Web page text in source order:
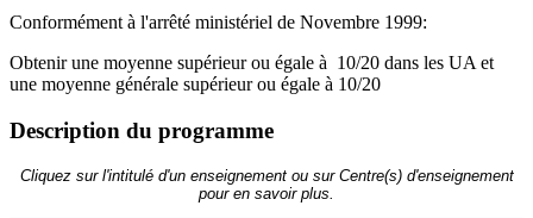
Conformément à l'arrêté ministériel de Novembre 1999:
Obtenir une moyenne supérieur ou égale à 10/20 dans les UA et
une moyenne générale supérieur ou égale à 10/20
Description du programme
Cliquez sur l'intitulé d'un enseignement ou sur Centre(s) d'enseignement
pour en savoir plus.